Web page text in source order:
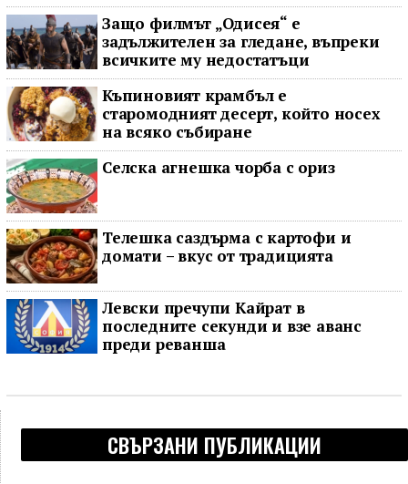
Защо филмът „Одисея“ е
задължителен за гледане, въпреки
всичките му недостатъци
Къпиновият крамбъл е
старомодният десерт, който носех
на всяко събиране
Селска агнешка чорба с ориз
Телешка саздърма с картофи и
домати – вкус от традицията
Левски пречупи Кайрат в
последните секунди и взе аванс
преди реванша
СВЪРЗАНИ ПУБЛИКАЦИИ